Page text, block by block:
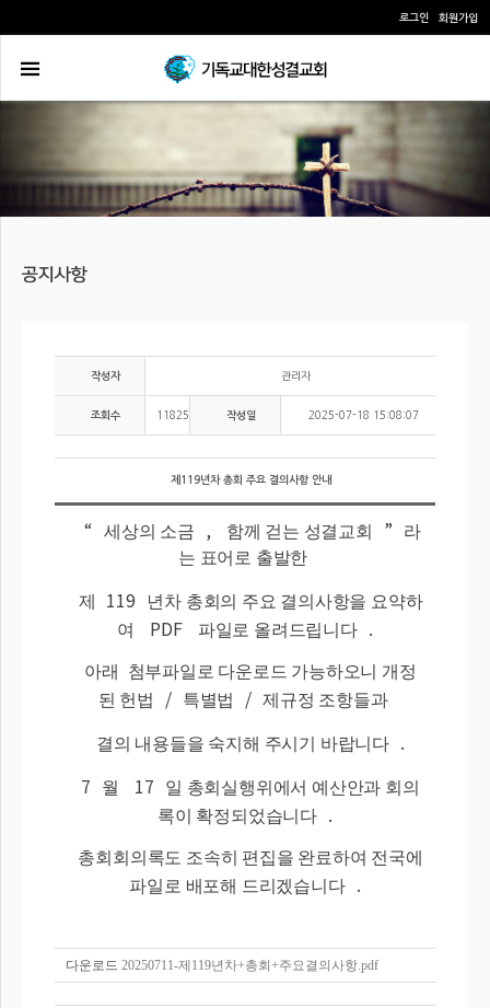
로그인 회원가입
작성자 관리자
조회수 11825 작성일 2025-07-18 15:08:07
제119년차 총회 주요 결의사항 안내
“ 세상의 소금 , 함께 걷는 성결교회 ”
라
는 표어로 출발한
제 119
년차 총회의 주요 결의사항을 요약하
여
PDF 파일로 올려드립니다 .
아래 첨부파일로 다운로드 가능하오니 개정
된 헌법
/ 특별법 / 제규정 조항들과
결의 내용들을 숙지해 주시기 바랍니다
.
7
월 17
일 총회실행위에서 예산안과 회의
록이 확정되었습니다
.
총회회의록도 조속히 편집을 완료하여 전국에
파일로 배포해 드리겠습니다
.
다운로드 20250711-제119년차+총회+주요결의사항.pdf